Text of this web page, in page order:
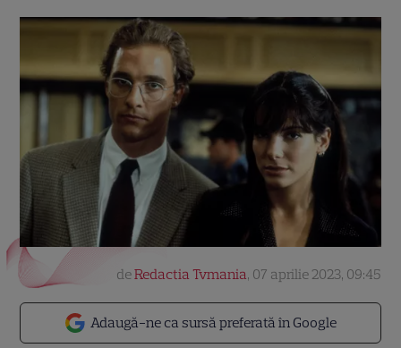
Adaugă-ne ca sursă preferată în Google
deRedactia Tvmania, 07 aprilie 2023, 09:45